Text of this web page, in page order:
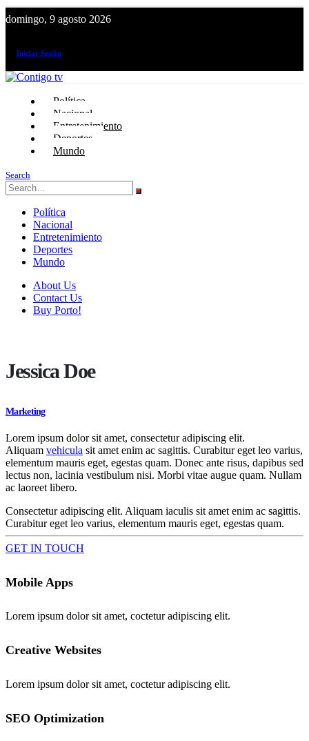
domingo, 9 agosto 2026
Iniciar Sesión
Política
Nacional
Entretenimiento
Deportes
Mundo
Search
Política
Nacional
Entretenimiento
Deportes
Mundo
About Us
Contact Us
Buy Porto!
Jessica Doe
Marketing
Lorem ipsum dolor sit amet, consectetur adipiscing elit.
Aliquam vehicula sit amet enim ac sagittis. Curabitur eget leo varius,
elementum mauris eget, egestas quam. Donec ante risus, dapibus sed
lectus non, lacinia vestibulum nisi. Morbi vitae augue quam. Nullam
ac laoreet libero.
Consectetur adipiscing elit. Aliquam iaculis sit amet enim ac sagittis.
Curabitur eget leo varius, elementum mauris eget, egestas quam.
GET IN TOUCH
Mobile Apps
Lorem ipsum dolor sit amet, coctetur adipiscing elit.
Creative Websites
Lorem ipsum dolor sit amet, coctetur adipiscing elit.
SEO Optimization